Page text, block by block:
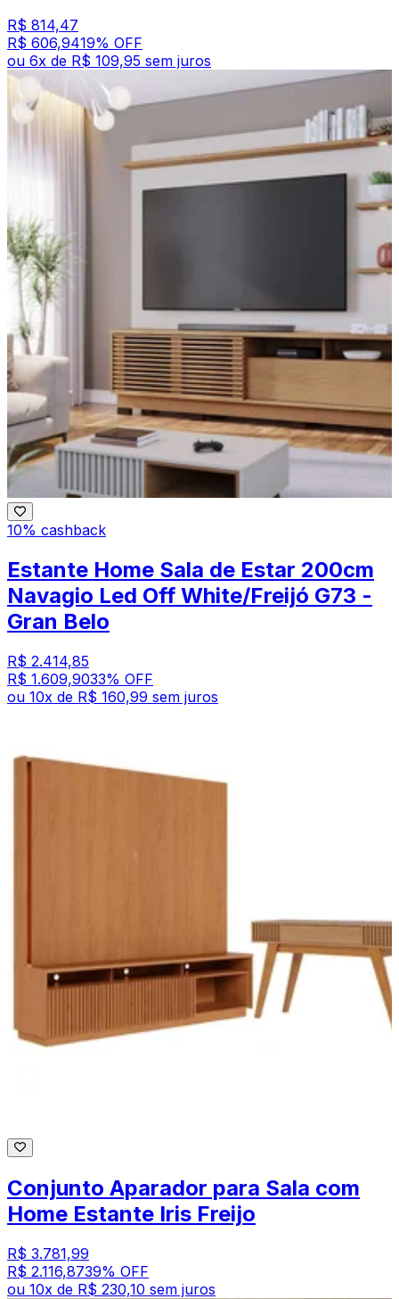
R$ 814,47
R$ 606,9419% OFF
ou 6x de R$ 109,95 sem juros
10% cashback
Estante Home Sala de Estar 200cm
Navagio Led Off White/Freijó G73 -
Gran Belo
R$ 2.414,85
R$ 1.609,9033% OFF
ou 10x de R$ 160,99 sem juros
Conjunto Aparador para Sala com
Home Estante Iris Freijo
R$ 3.781,99
R$ 2.116,8739% OFF
ou 10x de R$ 230,10 sem juros